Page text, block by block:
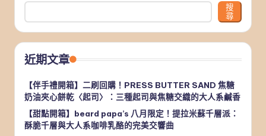
搜
尋
近期文章
【伴手禮開箱】二刷回購！PRESS BUTTER SAND 焦糖
奶油夾心餅乾〈起司〉：三種起司與焦糖交織的大人系鹹香
【甜點開箱】beard papa’s 八月限定！提拉米蘇千層派：
酥脆千層與大人系咖啡乳酪的完美交響曲